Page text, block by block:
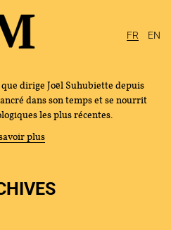
FR EN
que dirige Joël Suhubiette depuis
dans son temps et se nourrit
les plus récentes.
plus